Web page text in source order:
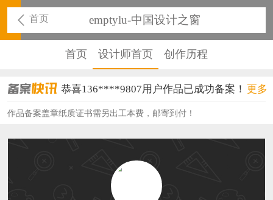
首页 emptylu-中国设计之窗
首页 设计师首页 创作历程
恭喜136****9807用户作品已成功备案！
恭喜159****4930用户作品已成功备案！
恭喜150****6483用户作品已成功备案！
恭喜131****2473用户作品已成功备案！
恭喜159****4201用户作品已成功备案！
更多
作品备案盖章纸质证书需另出工本费，邮寄到付！